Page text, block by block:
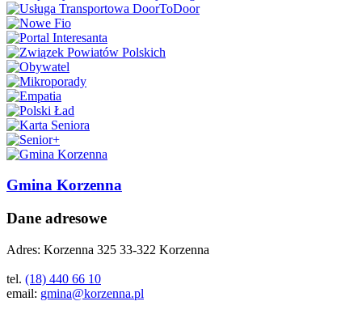
Gmina Korzenna
Dane adresowe
Adres: Korzenna 325 33-322 Korzenna
tel. (18) 440 66 10
email: gmina@korzenna.pl